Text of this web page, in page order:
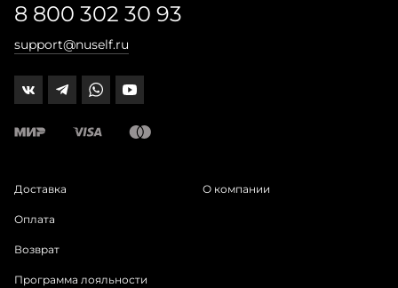
8 800 302 30 93
support@nuself.ru
Доставка
Оплата
Возврат
Программа лояльности
О компании